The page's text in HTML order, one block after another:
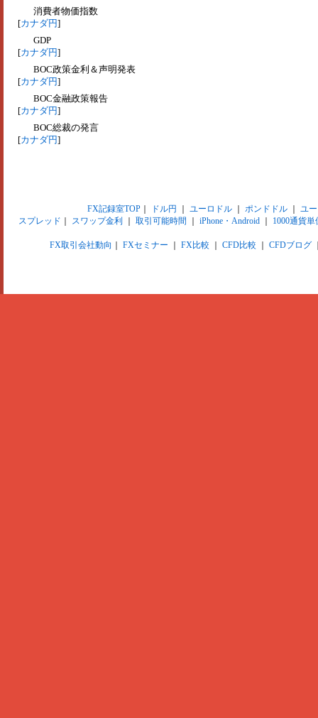
消費者物価指数
[カナダ円]
GDP
[カナダ円]
BOC政策金利＆声明発表
[カナダ円]
BOC金融政策報告
[カナダ円]
BOC総裁の発言
[カナダ円]
FX記録室TOP｜ ドル円 ユーロドル｜ ポンドドル｜ ユ
スプレッド
スワップ金利 取引可能時間 iPhone・Android 1000通貨単
FX取引会社動向 FXセミナー FX比較 CFD比較 CFDブログ